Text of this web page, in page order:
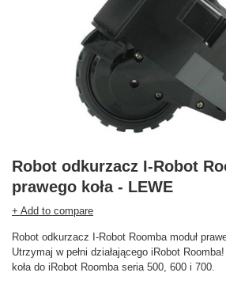
Robot odkurzacz I-Robot
prawego koła - LEWE
+ Add to compare
Robot odkurzacz I-Robot Roomba moduł
Utrzymaj w pełni działającego iRobot
koła do iRobot Roomba seria 500, 600 i 700.